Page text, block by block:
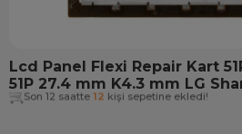
Lcd Panel Flexi Repair Kart
51P 27.4 mm K4.3 mm LG
Son 12 saatte 12 kişi sepetine ekledi!